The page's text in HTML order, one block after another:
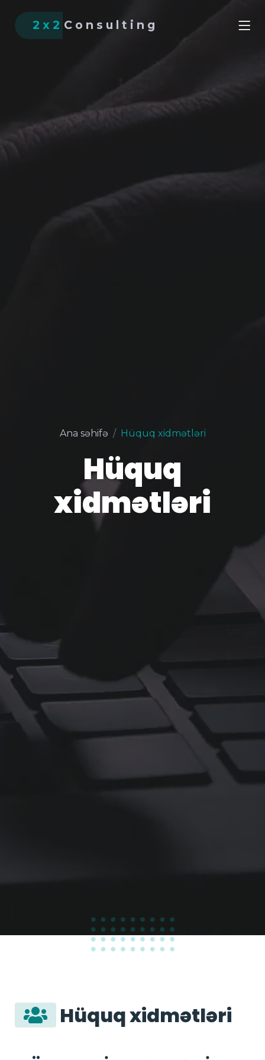
100 %
2x2 Consulting
Ana səhifə Hüquq xidmətləri
Hüquq
xidmətləri
Hüquq xidmətləri